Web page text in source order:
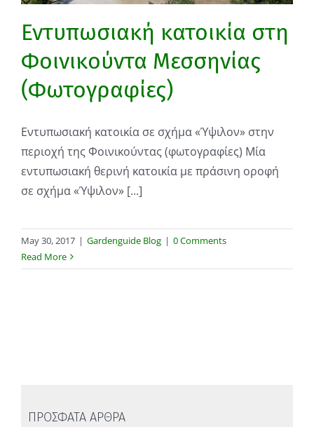
Εντυπωσιακή κατοικία στη
Φοινικούντα Μεσσηνίας
(Φωτογραφίες)
Εντυπωσιακή κατοικία σε σχήμα «Ύψιλον» στην
περιοχή της Φοινικούντας (φωτογραφίες) Μία
εντυπωσιακή θερινή κατοικία με πράσινη οροφή
σε σχήμα «Ύψιλον» [...]
May 30, 2017 | Gardenguide Blog | 0 Comments
Read More
ΠΡΟΣΦΑΤΑ ΑΡΘΡΑ